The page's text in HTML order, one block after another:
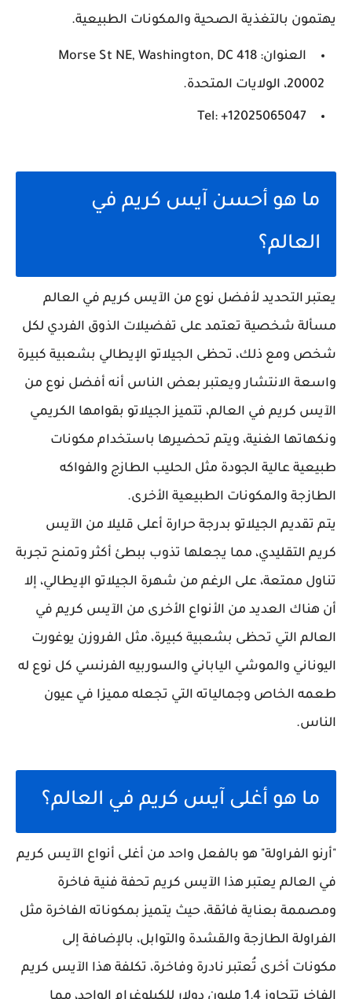
يهتمون بالتغذية الصحية والمكونات الطبيعية.
العنوان: 418 Morse St NE, Washington, DC
20002، الولايات المتحدة.
Tel: +12025065047
ما هو أحسن آيس كريم في
العالم؟
يعتبر التحديد لأفضل نوع من الآيس كريم في العالم
مسألة شخصية تعتمد على تفضيلات الذوق الفردي لكل
شخص ومع ذلك، تحظى الجيلاتو الإيطالي بشعبية كبيرة
واسعة الانتشار ويعتبر بعض الناس أنه أفضل نوع من
الآيس كريم في العالم، تتميز الجيلاتو بقوامها الكريمي
ونكهاتها الغنية، ويتم تحضيرها باستخدام مكونات
طبيعية عالية الجودة مثل الحليب الطازج والفواكه
الطازجة والمكونات الطبيعية الأخرى.
يتم تقديم الجيلاتو بدرجة حرارة أعلى قليلا من الآيس
كريم التقليدي، مما يجعلها تذوب ببطئ أكثر وتمنح تجربة
تناول ممتعة، على الرغم من شهرة الجيلاتو الإيطالي، إلا
أن هناك العديد من الأنواع الأخرى من الآيس كريم في
العالم التي تحظى بشعبية كبيرة، مثل الفروزن يوغورت
اليوناني والموشي الياباني والسوربيه الفرنسي كل نوع له
طعمه الخاص وجمالياته التي تجعله مميزا في عيون
الناس.
ما هو أغلى آيس كريم في العالم؟
"أرنو الفراولة" هو بالفعل واحد من أغلى أنواع الآيس كريم
في العالم يعتبر هذا الآيس كريم تحفة فنية فاخرة
ومصممة بعناية فائقة، حيث يتميز بمكوناته الفاخرة مثل
الفراولة الطازجة والقشدة والتوابل، بالإضافة إلى
مكونات أخرى تُعتبر نادرة وفاخرة، تكلفة هذا الآيس كريم